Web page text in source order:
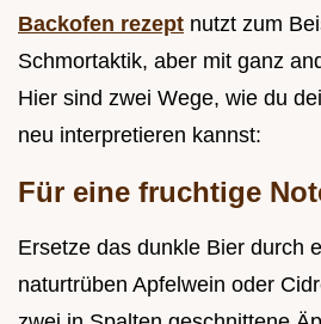
Backofen rezept nutzt zum
Schmortaktik, aber mit ganz
Hier sind zwei Wege, wie du
neu interpretieren kannst:
Für eine fruchtige
Ersetze das dunkle Bier durch
naturtrüben Apfelwein oder